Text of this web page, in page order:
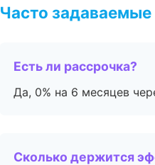
Часто
Есть ли рассрочка?
Да, 0% на 6 месяцев
Сколько держится